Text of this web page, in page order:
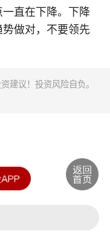
直在下降。下降
做对，不要领先
建议！投资风险自负。